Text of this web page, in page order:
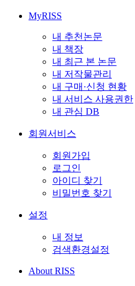
MyRISS
내 추천논문
내 책장
내 최근 본 논문
내 저작물관리
내 구매·신청 현황
내 서비스 사용권한
내 관심 DB
회원서비스
회원가입
로그인
아이디 찾기
비밀번호 찾기
설정
내 정보
검색환경설정
About RISS